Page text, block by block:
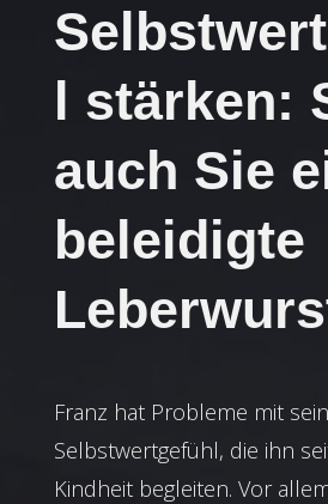
l stärken:
auch Sie
beleidigte
Franz hat Probleme mit
Selbstwertgefühl, die ihn
Kindheit begleiten. Vor